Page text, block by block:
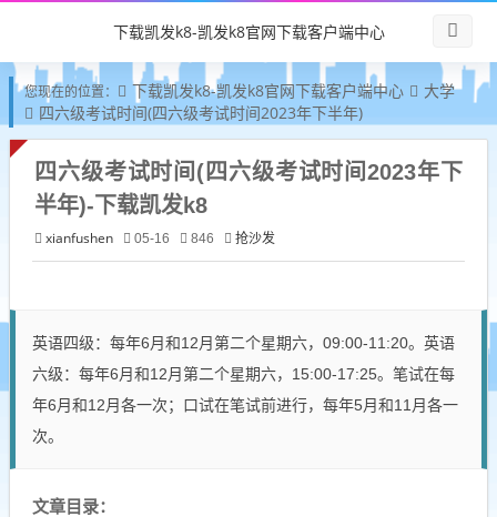
下载凯发k8-凯发k8官网下载客户端中心
您现在的位置： 下载凯发k8-凯发k8官网下载客户端中心
大学
四六级考试时间(四六级考试时间2023年下半年)
四六级考试时间(四六级考试时间2023年下
半年)-下载凯发k8
xianfushen 05-16 846 抢沙发
英语四级：每年6月和12月第二个星期六，09:00-11:20。英语
六级：每年6月和12月第二个星期六，15:00-17:25。笔试在每
年6月和12月各一次；口试在笔试前进行，每年5月和11月各一
次。
文章目录：